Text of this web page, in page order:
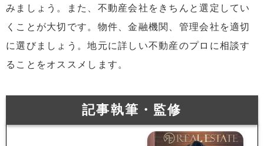
みましょう。また、不動産会社をきちんと選定してい
くことが大切です。物件、金融機関、管理会社を適切
に選びましょう。地元に詳しい不動産のプロに相談す
ることをオススメします。
記事執筆・監修